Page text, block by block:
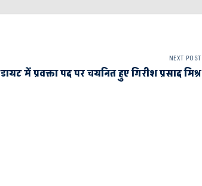
NEXT POST
डायट में प्रवक्ता पद पर चयनित हुए गिरीश प्रसाद मिश्र